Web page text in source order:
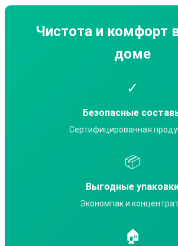
Чистота и комфорт
доме
✓
Безопасные
Сертифицированная
📦
Выгодные
Экономпак и
🏠